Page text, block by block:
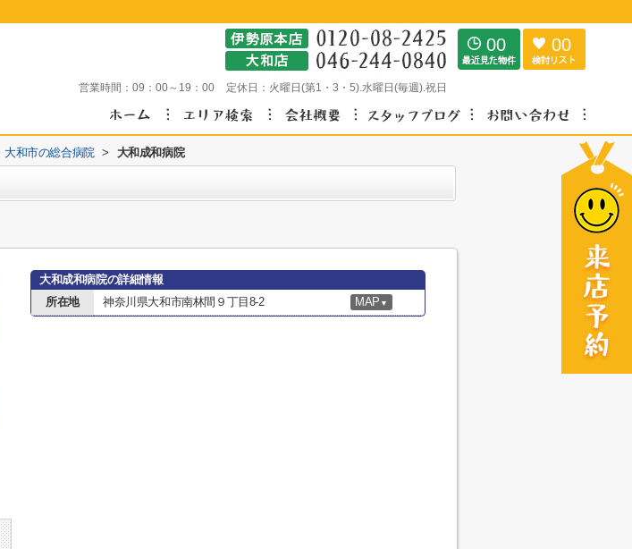
営業時間： 09：00～19：00 定休日： 火曜日(第1・3・5).水曜日(毎週).祝日
00 00
大和市の総合病院 > 大和成和病院
大和成和病院の詳細情報
所在地
神奈川県大和市南林間９丁目8-2 MAP ▼